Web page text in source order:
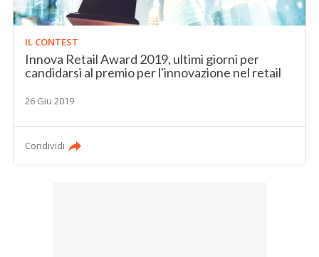
IL CONTEST
Innova Retail Award 2019, ultimi giorni per
candidarsi al premio per l'innovazione nel retail
26 Giu 2019
Condividi